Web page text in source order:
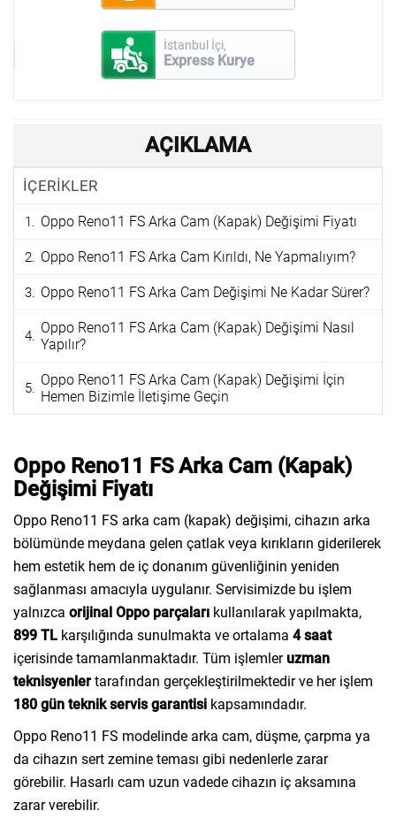
İstanbul İçi,
Express Kurye
AÇIKLAMA
İÇERİKLER
Oppo Reno11 FS Arka Cam (Kapak) Değişimi Fiyatı
Oppo Reno11 FS Arka Cam Kırıldı, Ne Yapmalıyım?
Oppo Reno11 FS Arka Cam Değişimi Ne Kadar Sürer?
Oppo Reno11 FS Arka Cam (Kapak) Değişimi Nasıl
Yapılır?
Oppo Reno11 FS Arka Cam (Kapak) Değişimi İçin
Hemen Bizimle İletişime Geçin
Oppo Reno11 FS Arka Cam (Kapak)
Değişimi Fiyatı
Oppo Reno11 FS arka cam (kapak) değişimi, cihazın arka
bölümünde meydana gelen çatlak veya kırıkların giderilerek
hem estetik hem de iç donanım güvenliğinin yeniden
sağlanması amacıyla uygulanır. Servisimizde bu işlem
yalnızca orijinal Oppo parçaları kullanılarak yapılmakta,
899 TL karşılığında sunulmakta ve ortalama 4 saat
içerisinde tamamlanmaktadır. Tüm işlemler uzman
teknisyenler tarafından gerçekleştirilmektedir ve her işlem
180 gün teknik servis garantisi kapsamındadır.
Oppo Reno11 FS modelinde arka cam, düşme, çarpma ya
da cihazın sert zemine teması gibi nedenlerle zarar
görebilir. Hasarlı cam uzun vadede cihazın iç aksamına
zarar verebilir.